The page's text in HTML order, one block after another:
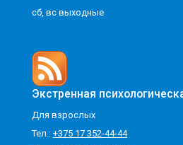
сб, вс выходные
Экстренная
Для взрослых
Тел.: +375 17 352-44-44